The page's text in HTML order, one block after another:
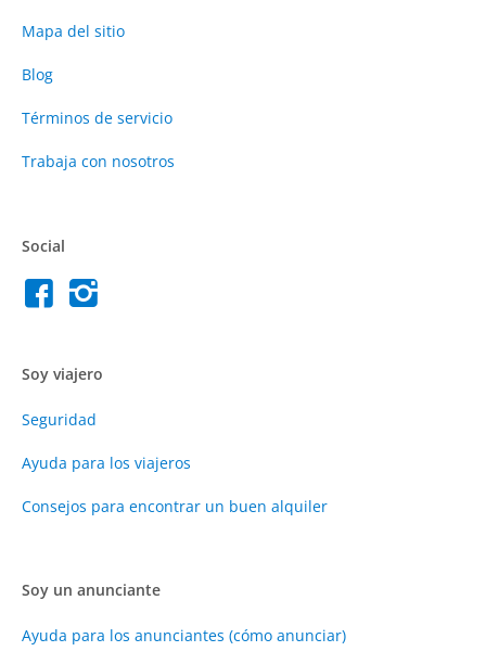
Mapa del sitio
Blog
Términos de servicio
Trabaja con nosotros
Social
Soy viajero
Seguridad
Ayuda para los viajeros
Consejos para encontrar un buen alquiler
Soy un anunciante
Ayuda para los anunciantes (cómo anunciar)